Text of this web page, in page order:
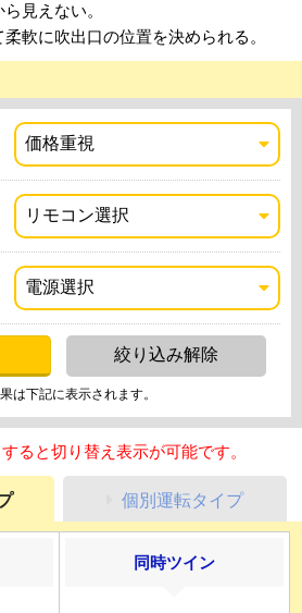
見えない。
軟に吹出口の位置を決められる。
は下記に表示されます。
ると切り替え表示が可能です。
個別運転タイプ
同時ツイン